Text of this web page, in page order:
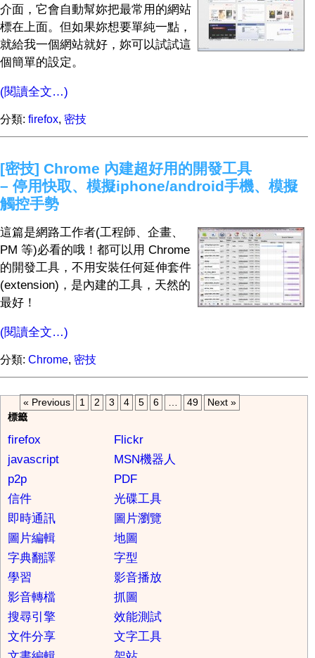
介面，它會自動幫妳把最常用的網站
標在上面。但如果妳想要單純一點，
就給我一個網站就好，妳可以試試這
個簡單的設定。
(閱讀全文…)
分類: firefox, 密技
[密技] Chrome 內建超好用的開發工具
– 停用快取、模擬iphone/android手機、模擬
觸控手勢
這篇是網路工作者(工程師、企畫、
PM 等)必看的哦！都可以用 Chrome
的開發工具，不用安裝任何延伸套件
(extension)，是內建的工具，天然的
最好！
(閱讀全文…)
分類: Chrome, 密技
« Previous 1 2 3 4 5 6 … 49
Next »
標籤
firefox
Flickr
javascript
MSN機器人
p2p
PDF
信件
光碟工具
即時通訊
圖片瀏覽
圖片編輯
地圖
字典翻譯
字型
學習
影音播放
影音轉檔
抓圖
搜尋引擎
效能測試
文件分享
文字工具